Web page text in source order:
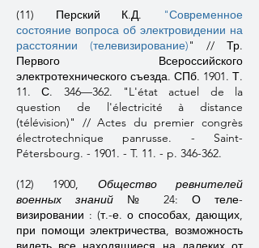
(11) Перский К.Д.
"Современное
состояние вопроса об электровидении на
расстоянии (телевизирование)" // Тр.
Первого Всероссийского
электротехнического съезда. СПб. 1901. Т.
11. С. 346—362. "L'état actuel de la
question de l'électricité à distance
(télévision)" // Actes du premier congrès
électrotechnique panrusse. - Saint-
Pétersbourg. - 1901. - T. 11. - p. 346-362.
(12) 1900, Общество ревнителей
военных знаний № 24: О теле-
визировании : (т.-е. о способах, дающих,
при помощи электричества, возможность